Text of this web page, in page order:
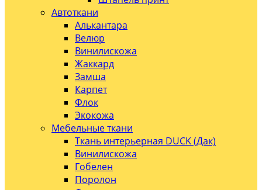
Автоткани
Алькантара
Велюр
Винилискожа
Жаккард
Замша
Карпет
Флок
Экокожа
Мебельные ткани
Ткань интерьерная DUCK (Дак)
Винилискожа
Гобелен
Поролон